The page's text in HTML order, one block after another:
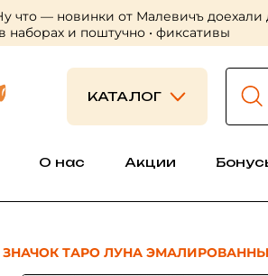
что — новинки от Малевичъ доехали
наборах и поштучно • фиксативы
КАТАЛОГ
О нас Акции
ЗНАЧОК ТАРО ЛУНА